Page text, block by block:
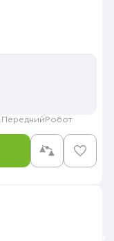
Передний Робот